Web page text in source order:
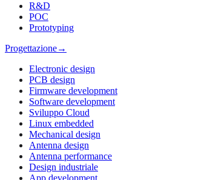
R&D
POC
Prototyping
Progettazione→
Electronic design
PCB design
Firmware development
Software development
Sviluppo Cloud
Linux embedded
Mechanical design
Antenna design
Antenna performance
Design industriale
App development